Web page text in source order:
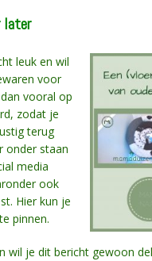
later
leuk en wil
voor
vooral op
zodat je
terug
onder staan
media
ook
Hier kun je
pinnen.
wil je dit bericht gewoon